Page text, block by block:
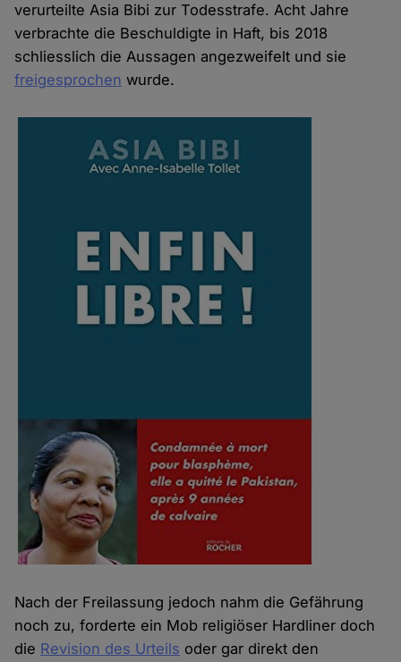
verurteilte Asia Bibi zur Todesstrafe. Acht Jahre
verbrachte die Beschuldigte in Haft, bis 2018
schliesslich die Aussagen angezweifelt und sie
freigesprochen wurde.
Nach der Freilassung jedoch nahm die Gefährung
noch zu, forderte ein Mob religiöser Hardliner doch
die Revision des Urteils oder gar direkt den